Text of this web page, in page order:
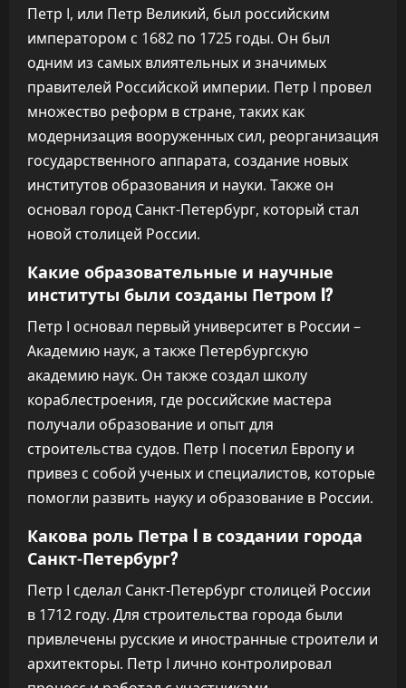
Петр I, или Петр Великий, был российским
императором с 1682 по 1725 годы. Он был
одним из самых влиятельных и значимых
правителей Российской империи. Петр I провел
множество реформ в стране, таких как
модернизация вооруженных сил, реорганизация
государственного аппарата, создание новых
институтов образования и науки. Также он
основал город Санкт-Петербург, который стал
новой столицей России.
Какие образовательные и научные
институты были созданы Петром I?
Петр I основал первый университет в России –
Академию наук, а также Петербургскую
академию наук. Он также создал школу
кораблестроения, где российские мастера
получали образование и опыт для
строительства судов. Петр I посетил Европу и
привез с собой ученых и специалистов, которые
помогли развить науку и образование в России.
Какова роль Петра I в создании города
Санкт-Петербург?
Петр I сделал Санкт-Петербург столицей России
в 1712 году. Для строительства города были
привлечены русские и иностранные строители и
архитекторы. Петр I лично контролировал